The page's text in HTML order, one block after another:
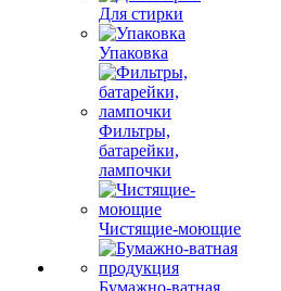
Для стирки
Упаковка
Фильтры,
батарейки,
лампочки
Чистящие-моющие
Бумажно-ватная